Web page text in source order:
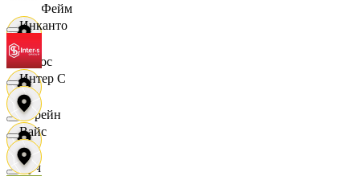
ЛисФейм
Логос
Лорейн
Луч
Инканто
Интер С
Вайс